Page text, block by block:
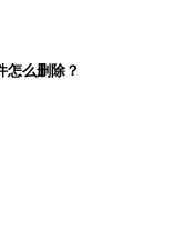
怎么删除？